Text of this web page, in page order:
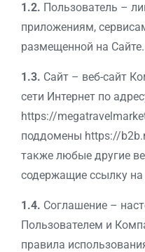
1.2. Пользователь –
приложениям,
размещенной на Сайте.
1.3. Сайт – веб-сайт
сети Интернет по
https://
поддомены https://
также любые другие
содержащие ссылку
1.4. Соглашение –
Пользователем и
правила